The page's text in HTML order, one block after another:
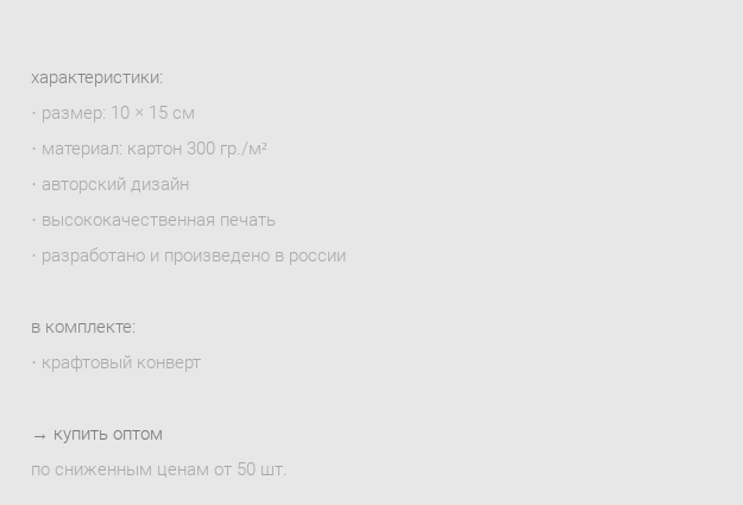
характеристики:
· размер: 10 × 15 см
· материал: картон 300 гр./м²
· авторский дизайн
· высококачественная печать
· разработано и произведено в россии
в комплекте:
· крафтовый конверт
→ купить оптом
по сниженным ценам от 50 шт.